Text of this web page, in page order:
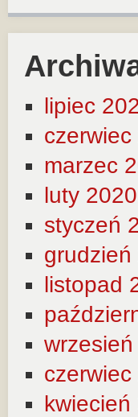
lipiec
czerwiec
marzec
luty 2020
styczeń
grudzień
listopad
czerwiec
kwiecień